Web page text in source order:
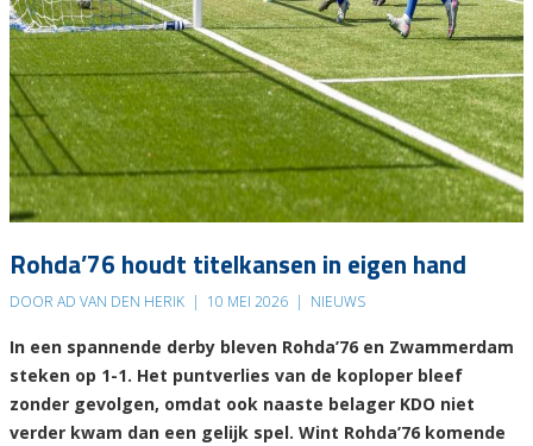
Rohda’76 houdt titelkansen in eigen hand
DOOR AD VAN DEN HERIK | 10 MEI 2026 | NIEUWS
In een spannende derby bleven Rohda’76 en Zwammerdam
steken op 1-1. Het puntverlies van de koploper bleef
zonder gevolgen, omdat ook naaste belager KDO niet
verder kwam dan een gelijk spel. Wint Rohda’76 komende